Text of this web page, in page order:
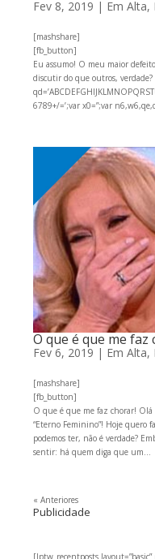
Fev 8, 2019 | Em Alta,
[mashshare]
[fb_button]
Eu assumo! O meu maior
discutir do que outros,
6789+/=’;var x0=”;var
O que é que me faz
Fev 6, 2019 | Em Alta,
[mashshare]
[fb_button]
O que é que me faz chorar!
“Eterno Feminino”! Hoje quero
podemos ter, não é verdade?
sentir: há quem diga que um...
« Anteriores
Publicidade
[lptw_recentposts layout=”basic”